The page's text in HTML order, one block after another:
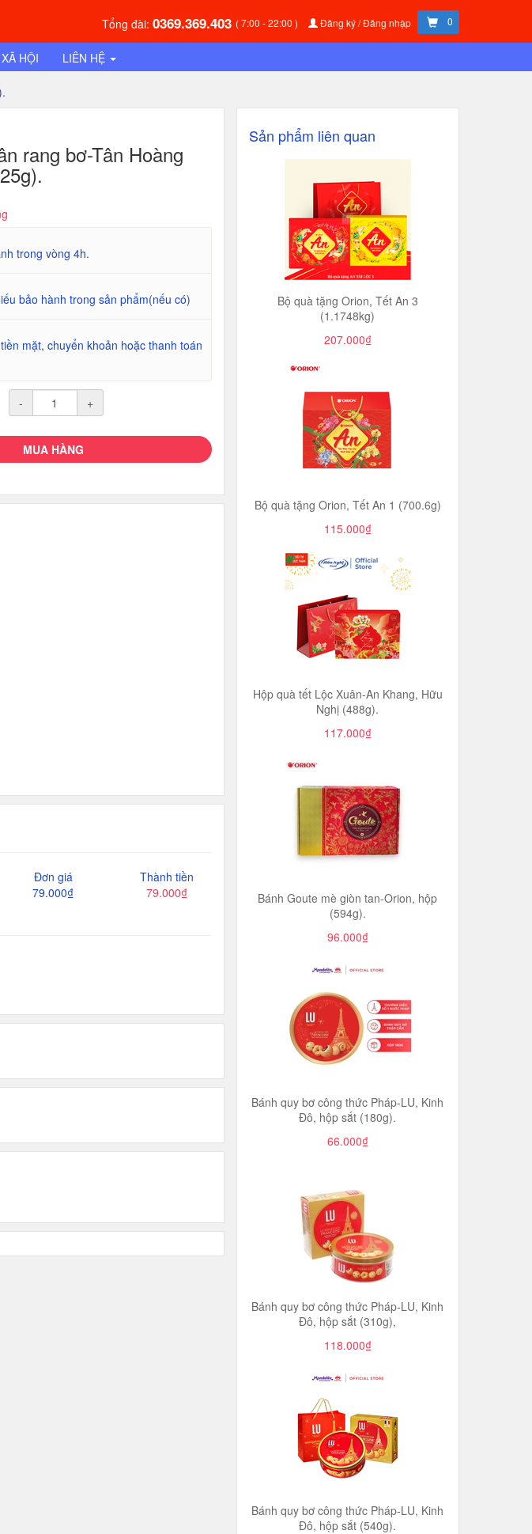
Tổng đài: 0369.369.403 ( 7:00 - 22:00 ) Đăng ký / Đăng nhập 0
HỘI LIÊN HỆ
rang bơ-Tân Hoàng
trong vòng 4h.
bảo hành trong sản phẩm(nếu có)
mặt, chuyển khoản hoặc thanh toán
- +
MUA HÀNG
Đơn giá
79.000₫
Thành tiền
79.000₫
Sản phẩm liên quan
Bộ quà tặng Orion, Tết An 3
(1.1748kg)
207.000₫
Bộ quà tặng Orion, Tết An 1 (700.6g)
115.000₫
Hộp quà tết Lộc Xuân-An Khang, Hữu
Nghị (488g).
117.000₫
Bánh Goute mè giòn tan-Orion, hộp
(594g).
96.000₫
Bánh quy bơ công thức Pháp-LU, Kinh
Đô, hộp sắt (180g).
66.000₫
Bánh quy bơ công thức Pháp-LU, Kinh
Đô, hộp sắt (310g),
118.000₫
Bánh quy bơ công thức Pháp-LU, Kinh
Đô, hộp sắt (540g).